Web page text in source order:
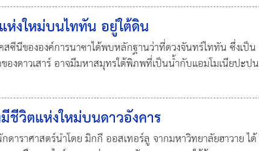
งใหม่บนไททัน อยู่ใต้ดิน
สซีนีขององค์การนาซาได้พบหลักฐานว่าที่ดวงจันทร์ไททัน ซึ่งเป็น
งดาวเสาร์ อาจมีมหาสมุทรใต้พิภพที่เป็นน้ำกับแอมโมเนียปะปน
ชีวิตแห่งใหม่บนดาวอังคาร
ดาราศาสตร์นำโดย มิกกี ออสเทอร์ลู จากมหาวิทยาลัยฮาวาย ได้